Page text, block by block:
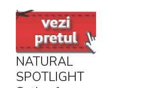
NATURAL
SPOTLIGHT